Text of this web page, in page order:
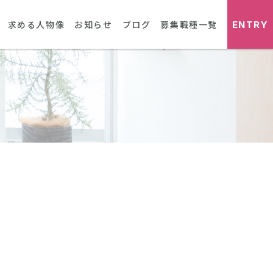
求める人物像 お知らせ ブログ 募集職種一覧 ENTRY